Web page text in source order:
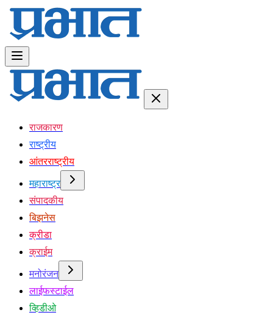
राजकारण
राष्ट्रीय
आंतरराष्ट्रीय
महाराष्ट्र
संपादकीय
बिझनेस
क्रीडा
क्राईम
मनोरंजन
लाईफस्टाईल
व्हिडीओ